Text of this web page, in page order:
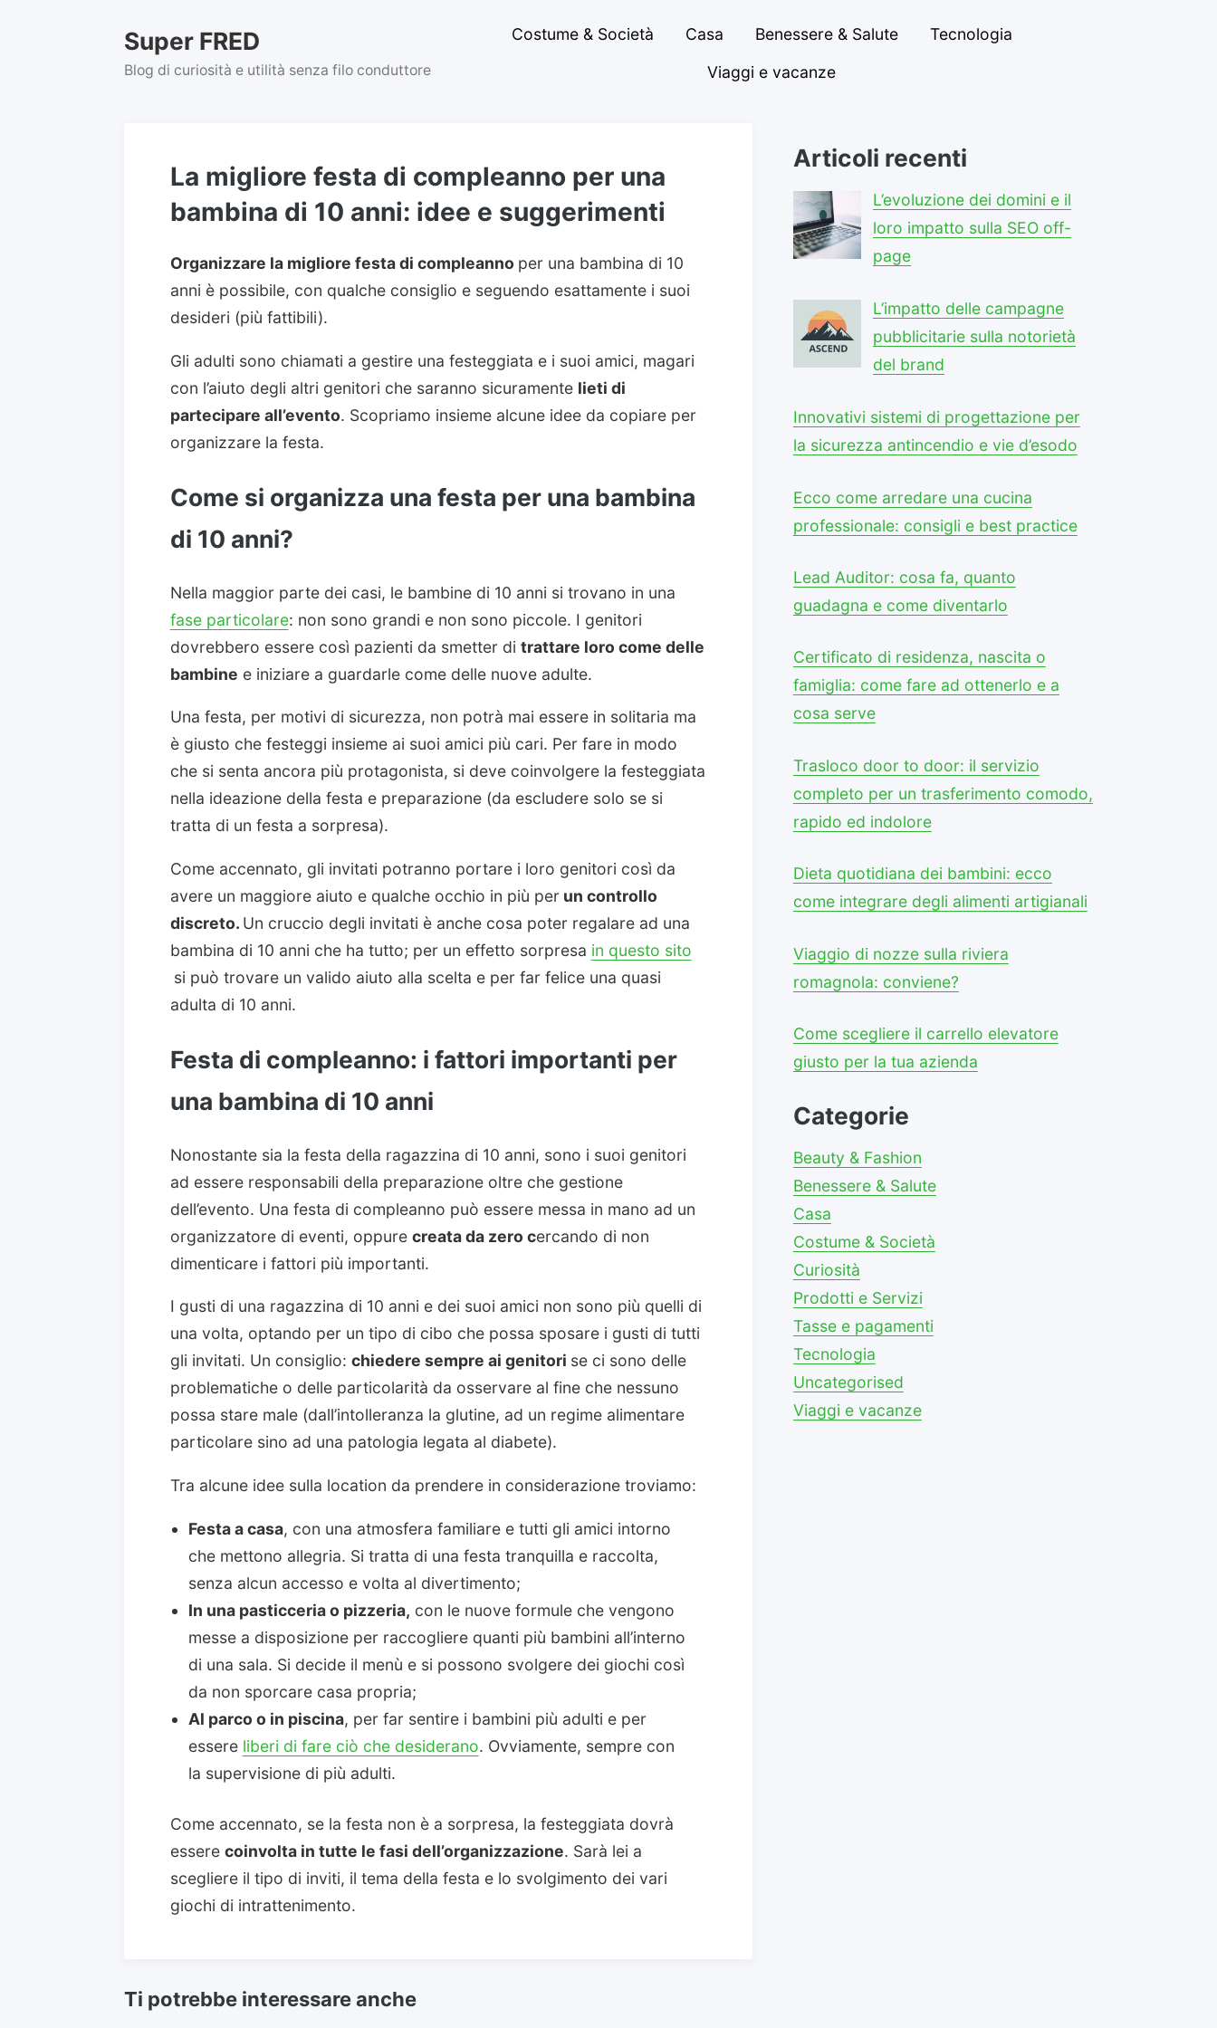
content
Super FRED
Blog di curiosità e utilità senza filo conduttore
Costume & Società Casa Benessere & Salute
Tecnologia
Viaggi e vacanze
La migliore festa di compleanno per una
bambina di 10 anni: idee e suggerimenti
Organizzare la migliore festa di compleanno per una bambina di 10
anni è possibile, con qualche consiglio e seguendo esattamente i suoi
desideri (più fattibili).
Gli adulti sono chiamati a gestire una festeggiata e i suoi amici, magari
con l’aiuto degli altri genitori che saranno sicuramente lieti di
partecipare all’evento. Scopriamo insieme alcune idee da copiare per
organizzare la festa.
Come si organizza una festa per una bambina
di 10 anni?
Nella maggior parte dei casi, le bambine di 10 anni si trovano in una
fase particolare: non sono grandi e non sono piccole. I genitori
dovrebbero essere così pazienti da smetter di trattare loro come delle
bambine e iniziare a guardarle come delle nuove adulte.
Una festa, per motivi di sicurezza, non potrà mai essere in solitaria ma
è giusto che festeggi insieme ai suoi amici più cari. Per fare in modo
che si senta ancora più protagonista, si deve coinvolgere la festeggiata
nella ideazione della festa e preparazione (da escludere solo se si
tratta di un festa a sorpresa).
Come accennato, gli invitati potranno portare i loro genitori così da
avere un maggiore aiuto e qualche occhio in più per un controllo
discreto. Un cruccio degli invitati è anche cosa poter regalare ad una
bambina di 10 anni che ha tutto; per un effetto sorpresa in questo sito
si può trovare un valido aiuto alla scelta e per far felice una quasi
adulta di 10 anni.
Festa di compleanno: i fattori importanti per
una bambina di 10 anni
Nonostante sia la festa della ragazzina di 10 anni, sono i suoi genitori
ad essere responsabili della preparazione oltre che gestione
dell’evento. Una festa di compleanno può essere messa in mano ad un
organizzatore di eventi, oppure creata da zero cercando di non
dimenticare i fattori più importanti.
I gusti di una ragazzina di 10 anni e dei suoi amici non sono più quelli di
una volta, optando per un tipo di cibo che possa sposare i gusti di tutti
gli invitati. Un consiglio: chiedere sempre ai genitori se ci sono delle
problematiche o delle particolarità da osservare al fine che nessuno
possa stare male (dall’intolleranza la glutine, ad un regime alimentare
particolare sino ad una patologia legata al diabete).
Tra alcune idee sulla location da prendere in considerazione troviamo:
Festa a casa, con una atmosfera familiare e tutti gli amici intorno
che mettono allegria. Si tratta di una festa tranquilla e raccolta,
senza alcun accesso e volta al divertimento;
In una pasticceria o pizzeria, con le nuove formule che vengono
messe a disposizione per raccogliere quanti più bambini all’interno
di una sala. Si decide il menù e si possono svolgere dei giochi così
da non sporcare casa propria;
Al parco o in piscina, per far sentire i bambini più adulti e per
essere liberi di fare ciò che desiderano. Ovviamente, sempre con
la supervisione di più adulti.
Come accennato, se la festa non è a sorpresa, la festeggiata dovrà
essere coinvolta in tutte le fasi dell’organizzazione. Sarà lei a
scegliere il tipo di inviti, il tema della festa e lo svolgimento dei vari
giochi di intrattenimento.
Ti potrebbe interessare anche
Articoli recenti
L’evoluzione dei domini e il
loro impatto sulla SEO off-
page
L’impatto delle campagne
pubblicitarie sulla notorietà
del brand
Innovativi sistemi di progettazione per
la sicurezza antincendio e vie d’esodo
Ecco come arredare una cucina
professionale: consigli e best practice
Lead Auditor: cosa fa, quanto
guadagna e come diventarlo
Certificato di residenza, nascita o
famiglia: come fare ad ottenerlo e a
cosa serve
Trasloco door to door: il servizio
completo per un trasferimento comodo,
rapido ed indolore
Dieta quotidiana dei bambini: ecco
come integrare degli alimenti artigianali
Viaggio di nozze sulla riviera
romagnola: conviene?
Come scegliere il carrello elevatore
giusto per la tua azienda
Categorie
Beauty & Fashion
Benessere & Salute
Casa
Costume & Società
Curiosità
Prodotti e Servizi
Tasse e pagamenti
Tecnologia
Uncategorised
Viaggi e vacanze